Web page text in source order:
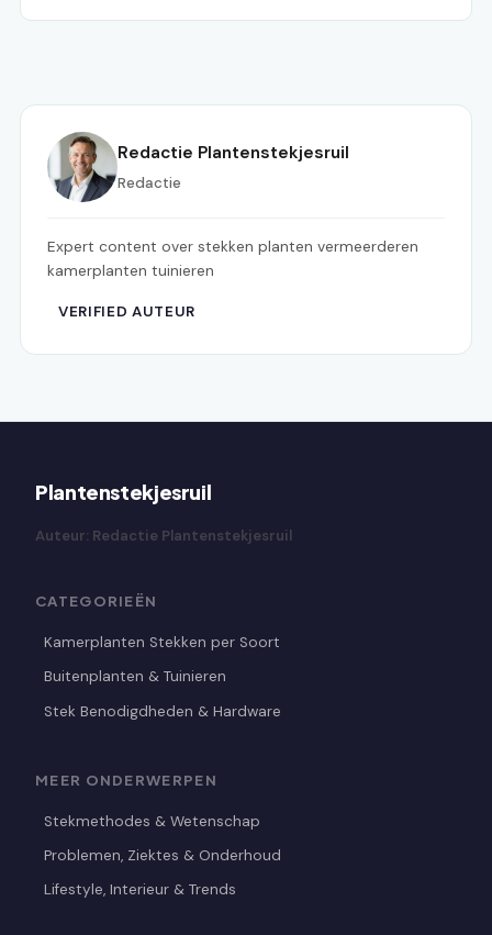
Redactie Plantenstekjesruil
Redactie
Expert content over stekken planten vermeerderen
kamerplanten tuinieren
VERIFIED AUTEUR
Plantenstekjesruil
Auteur: Redactie Plantenstekjesruil
CATEGORIEËN
Kamerplanten Stekken per Soort
Buitenplanten & Tuinieren
Stek Benodigdheden & Hardware
MEER ONDERWERPEN
Stekmethodes & Wetenschap
Problemen, Ziektes & Onderhoud
Lifestyle, Interieur & Trends